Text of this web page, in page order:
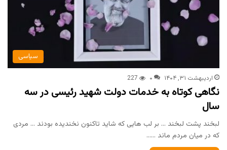
سیاسی
اردیبهشت ۳۱, ۱۴۰۴ ۰ 227
نگاهی کوتاه به خدمات دولت شهید رئیسی در سه
سال
لبخند پشت لبخند … بر لب هایی که شاید تاکنون نخندیده بودند … مردی
که در میان مردم ماند ……